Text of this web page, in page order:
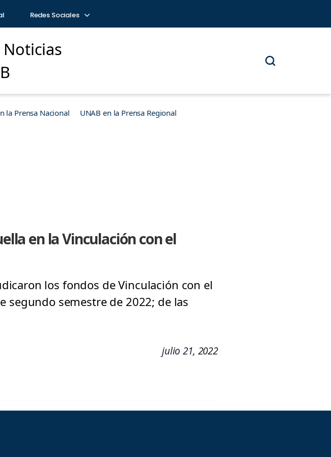
Redes Sociales
la Prensa Nacional UNAB en la Prensa Regional
en la Vinculación con el
los fondos de Vinculación con el
segundo semestre de 2022; de las
julio 21, 2022